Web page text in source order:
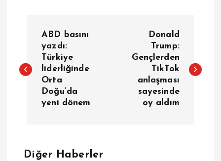
z
e
ABD basını
yazdı:
Türkiye
liderliğinde
Orta
Doğu’da
yeni dönem
Donald
Trump:
Gençlerden
TikTok
anlaşması
sayesinde
oy aldım
Diğer Haberler